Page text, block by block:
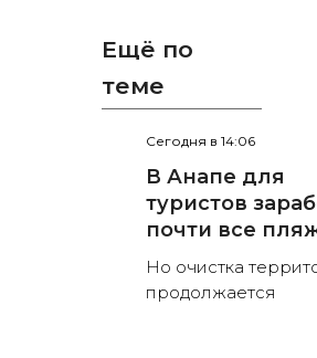
Ещё по
теме
Сегодня в 14:06
В Анапе для
туристов
почти все
Но очистка
продолжается